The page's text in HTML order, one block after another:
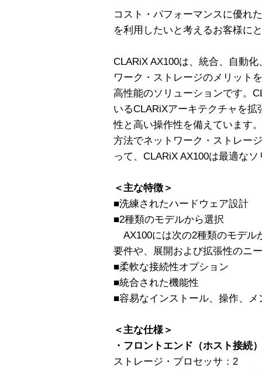
コスト・パフォーマンスに優れ
を利用したいと考えるお客様に
CLARiX AX100は、統合、自動
ワーク・ストレージのメリット
高性能のソリューションです。
いるCLARiXアーキテクチャを
性と高い操作性を備えています
方法でネットワーク・ストレー
って、CLARiX AX100は最適な
＜主な特徴＞
■洗練されたハードウェア設計
■2種類のモデルから選択
AX100には次の2種類のモデル
要件や、展開および拡張性のニ
■柔軟な接続性オプション
■統合された機能性
■容易なインストール、操作、メ
＜主な仕様＞
・フロントエンド（ホスト接続）
ストレージ・プロセッサ：2